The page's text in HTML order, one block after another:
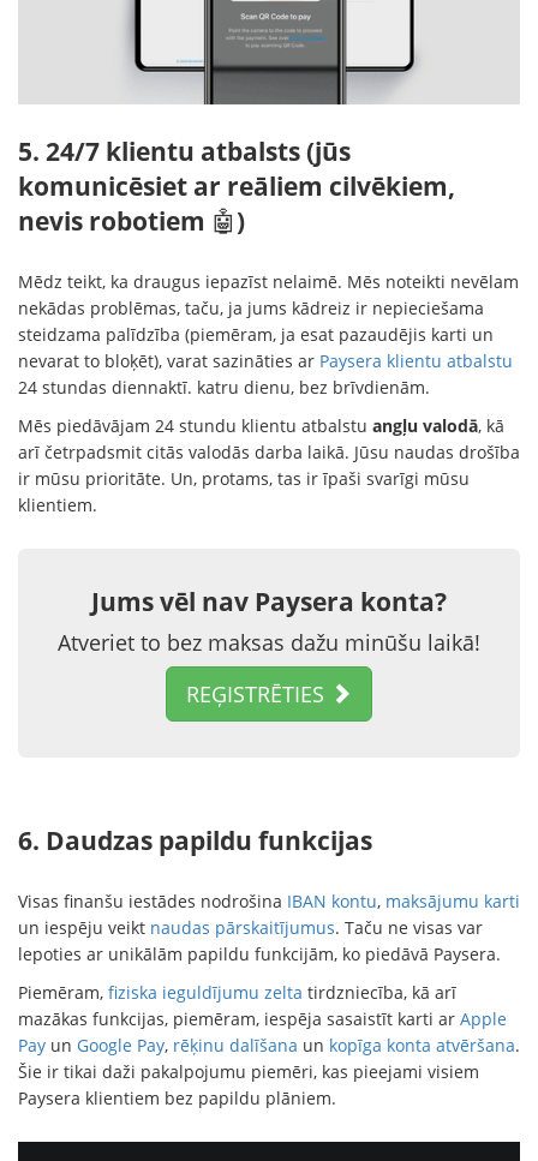
5. 24/7 klientu atbalsts (jūs
komunicēsiet ar reāliem cilvēkiem,
nevis robotiem 🤖)
Mēdz teikt, ka draugus iepazīst nelaimē. Mēs noteikti nevēlam
nekādas problēmas, taču, ja jums kādreiz ir nepieciešama
steidzama palīdzība (piemēram, ja esat pazaudējis karti un
nevarat to bloķēt), varat sazināties ar Paysera klientu atbalstu
24 stundas diennaktī. katru dienu, bez brīvdienām.
Mēs piedāvājam 24 stundu klientu atbalstu angļu valodā, kā
arī četrpadsmit citās valodās darba laikā. Jūsu naudas drošība
ir mūsu prioritāte. Un, protams, tas ir īpaši svarīgi mūsu
klientiem.
Jums vēl nav Paysera konta?
Atveriet to bez maksas dažu minūšu laikā!
REĢISTRĒTIES
6. Daudzas papildu funkcijas
Visas finanšu iestādes nodrošina IBAN kontu, maksājumu karti
un iespēju veikt naudas pārskaitījumus. Taču ne visas var
lepoties ar unikālām papildu funkcijām, ko piedāvā Paysera.
Piemēram, fiziska ieguldījumu zelta tirdzniecība, kā arī
mazākas funkcijas, piemēram, iespēja sasaistīt karti ar Apple
Pay un Google Pay, rēķinu dalīšana un kopīga konta atvēršana.
Šie ir tikai daži pakalpojumu piemēri, kas pieejami visiem
Paysera klientiem bez papildu plāniem.